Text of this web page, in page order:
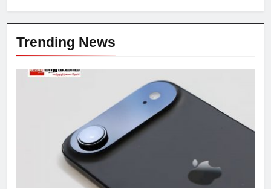
Trending News